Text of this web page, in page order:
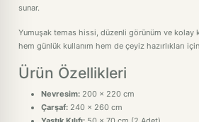
sunar.
Yumuşak temas hissi, düzenli görünüm ve kolay
hem günlük kullanım hem de çeyiz hazırlıkları
Ürün Özellikleri
Nevresim: 200 x 220 cm
Çarşaf: 240 x 260 cm